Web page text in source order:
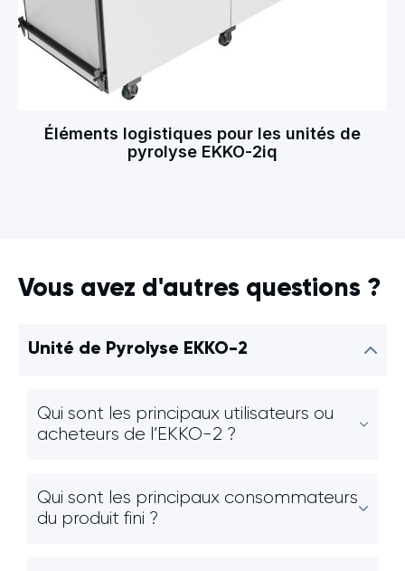
Éléments logistiques pour les unités de
pyrolyse EKKO-2iq
Vous avez d'autres questions ?
Unité de Pyrolyse EKKO-2
Qui sont les principaux utilisateurs ou
acheteurs de l’EKKO-2 ?
Qui sont les principaux consommateurs
du produit fini ?